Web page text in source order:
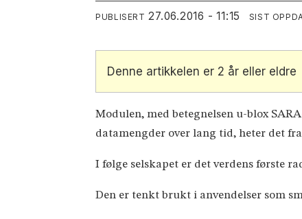
PUBLISERT 27.06.2016 - 11:15 SIST
Denne artikkelen er 2 år eller eldre
Modulen, med betegnelsen u-blox
datamengder over lang tid, heter det
I følge selskapet er det verdens første
Den er tenkt brukt i anvendelser som